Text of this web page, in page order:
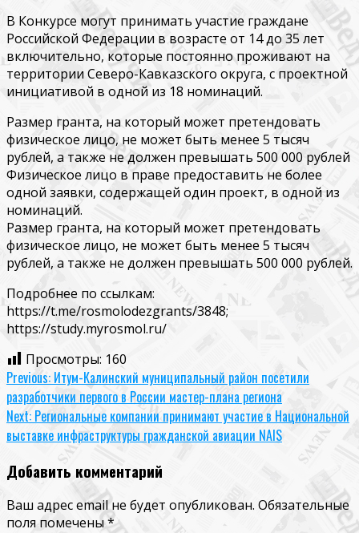
В Конкурсе могут принимать участие граждане
Российской Федерации в возрасте от 14 до 35 лет
включительно, которые постоянно проживают на
территории Северо-Кавказского округа, с проектной
инициативой в одной из 18 номинаций.
Размер гранта, на который может претендовать
физическое лицо, не может быть менее 5 тысяч
рублей, а также не должен превышать 500 000 рублей
Физическое лицо в праве предоставить не более
одной заявки, содержащей один проект, в одной из
номинаций.
Размер гранта, на который может претендовать
физическое лицо, не может быть менее 5 тысяч
рублей, а также не должен превышать 500 000 рублей.
Подробнее по ссылкам:
https://t.me/rosmolodezgrants/3848;
https://study.myrosmol.ru/
Просмотры: 160
Continue
Reading
Previous: Итум-Калинский муниципальный район посетили
разработчики первого в России мастер-плана региона
Next: Региональные компании принимают участие в Национальной
выставке инфраструктуры гражданской авиации NAIS
Добавить комментарий
Ваш адрес email не будет опубликован. Обязательные
поля помечены*